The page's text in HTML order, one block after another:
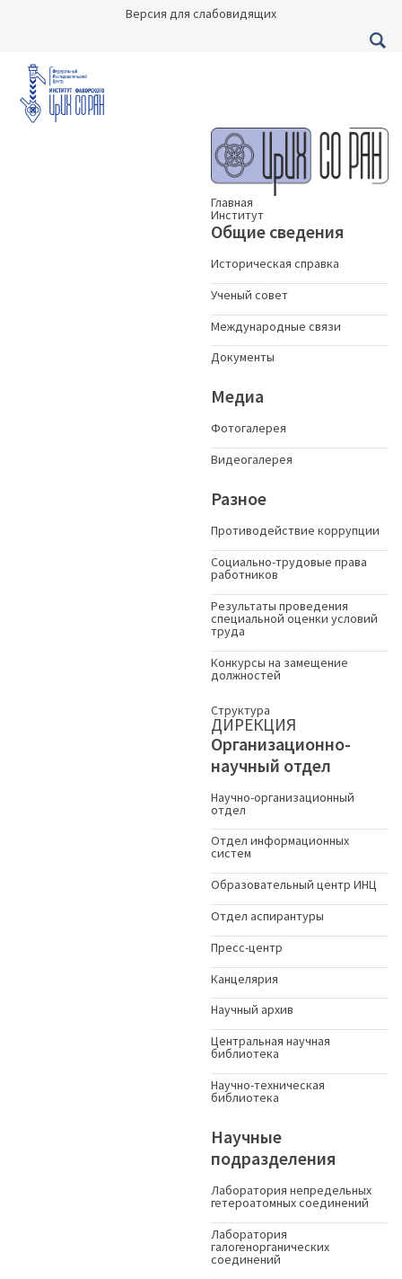
Версия для слабовидящих
Главная
Институт
Общие сведения
Историческая справка
Ученый совет
Международные связи
Документы
Медиа
Фотогалерея
Видеогалерея
Разное
Противодействие коррупции
Социально-трудовые права
работников
Результаты проведения
специальной оценки условий
труда
Конкурсы на замещение
должностей
Структура
ДИРЕКЦИЯ
Организационно-
научный отдел
Научно-организационный
отдел
Отдел информационных
систем
Образовательный центр ИНЦ
Отдел аспирантуры
Пресс-центр
Канцелярия
Научный архив
Центральная научная
библиотека
Научно-техническая
библиотека
Научные
подразделения
Лаборатория непредельных
гетероатомных соединений
Лаборатория
галогенорганических
соединений